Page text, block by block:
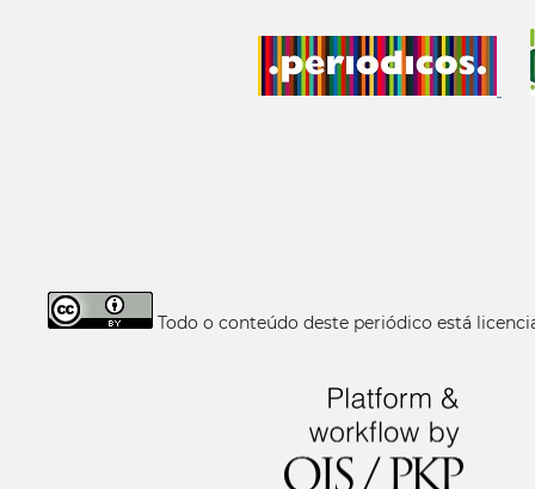
Todo o conteúdo deste periódico está